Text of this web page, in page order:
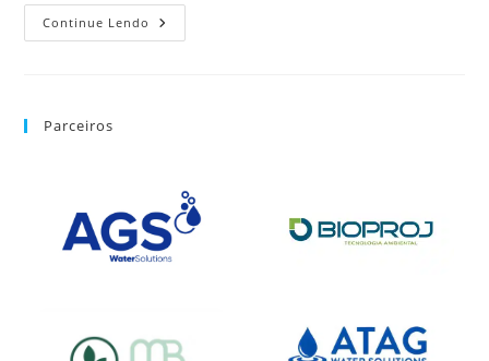
Continue Lendo
Parceiros